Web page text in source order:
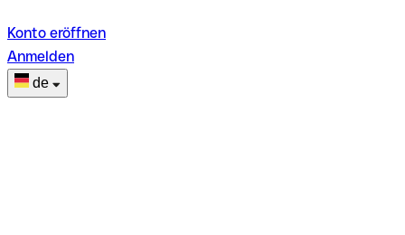
Konto eröffnen
Anmelden
de